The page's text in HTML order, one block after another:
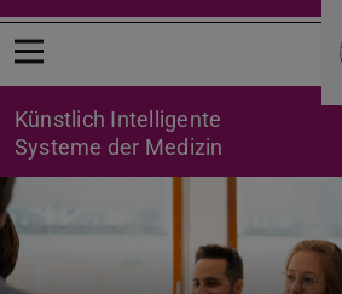
Menü öffnen
Künstlich Intelligente
Systeme der Medizin